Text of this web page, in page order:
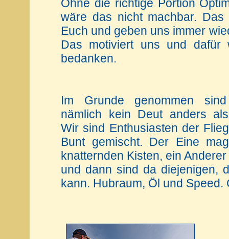
Ohne die richtige Portion
wäre das nicht machbar.
Euch und geben uns immer
Das motiviert uns und
bedanken.
Im Grunde genommen
nämlich kein Deut anders
Wir sind Enthusiasten der
Bunt gemischt. Der Eine
knatternden Kisten, ein
und dann sind da diejenigen,
kann. Hubraum, Öl und